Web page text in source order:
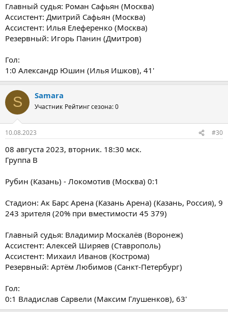
Главный судья: Роман Сафьян (Москва)
Ассистент: Дмитрий Сафьян (Москва)
Ассистент: Илья Елеференко (Москва)
Резервный: Игорь Панин (Дмитров)
Гол:
1:0 Александр Юшин (Илья Ишков), 41'
S Samara
Участник Рейтинг сезона: 0
10.08.2023 #30
08 августа 2023, вторник. 18:30 мск.
Группа B
Рубин (Казань) - Локомотив (Москва) 0:1
Стадион: Ак Барс Арена (Казань Арена) (Казань, Россия), 9
243 зрителя (20% при вместимости 45 379)
Главный судья: Владимир Москалёв (Воронеж)
Ассистент: Алексей Ширяев (Ставрополь)
Ассистент: Михаил Иванов (Кострома)
Резервный: Артём Любимов (Санкт-Петербург)
Гол:
0:1 Владислав Сарвели (Максим Глушенков), 63'